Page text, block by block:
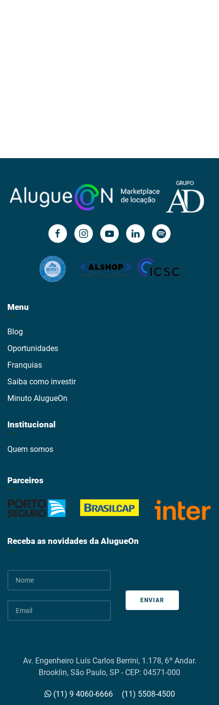
Menu
Blog
Oportunidades
Franquias
Saiba como investir
Minuto AlugueOn
Institucional
Quem somos
Parceiros
Receba as novidades da AlugueOn
ENVIAR
Av. Engenheiro Luís Carlos Berrini, 1.178, 6º Andar.
Brooklin, São Paulo, SP - CEP: 04571-000
(11) 9 4060-6666 (11) 5508-4500